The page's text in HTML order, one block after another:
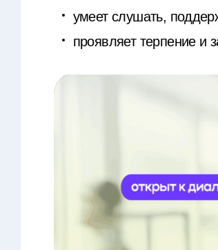
умеет слушать,
проявляет терпение и